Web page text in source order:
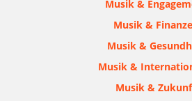
Musik &
Musik &
Musik &
Musik &
Musik &